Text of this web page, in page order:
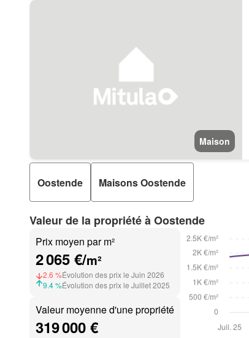
Maison
Oostende Maisons Oostende
Valeur de la propriété à Oostende
Prix moyen par m²
2 065 €/m²
2.6 %Évolution des prix le Juin 2026
9.4 %Évolution des prix le Juillet 2025
Valeur moyenne d'une propriété
319 000 €